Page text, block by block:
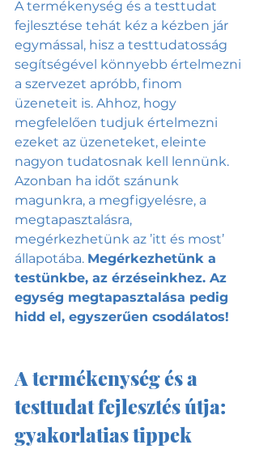
A termékenység és a testtudat
fejlesztése tehát kéz a kézben jár
egymással, hisz a testtudatosság
segítségével könnyebb értelmezni
a szervezet apróbb, finom
üzeneteit is. Ahhoz, hogy
megfelelően tudjuk értelmezni
ezeket az üzeneteket, eleinte
nagyon tudatosnak kell lennünk.
Azonban ha időt szánunk
magunkra, a megfigyelésre, a
megtapasztalásra,
megérkezhetünk az ’itt és most’
állapotába. Megérkezhetünk a
testünkbe, az érzéseinkhez. Az
egység megtapasztalása pedig
hidd el, egyszerűen csodálatos!
A termékenység és a
testtudat fejlesztés útja:
gyakorlatias tippek